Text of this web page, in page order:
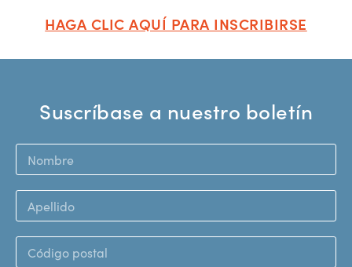
HAGA CLIC AQUÍ PARA INSCRIBIRSE
Suscríbase a nuestro boletín